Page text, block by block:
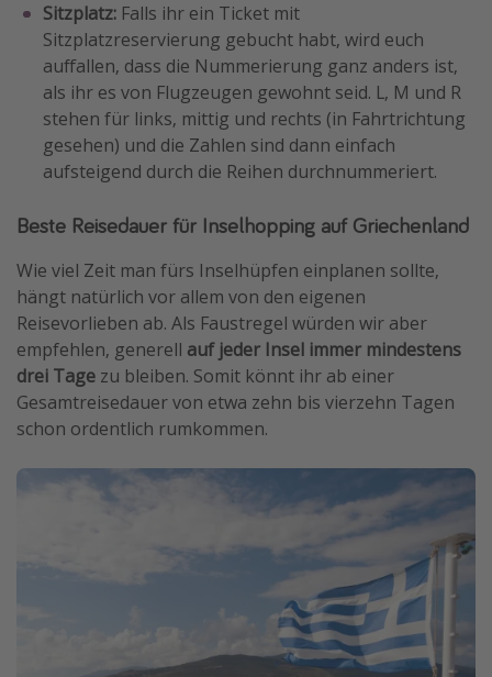
Sitzplatz: Falls ihr ein Ticket mit
Sitzplatzreservierung gebucht habt, wird euch
auffallen, dass die Nummerierung ganz anders ist,
als ihr es von Flugzeugen gewohnt seid. L, M und R
stehen für links, mittig und rechts (in Fahrtrichtung
gesehen) und die Zahlen sind dann einfach
aufsteigend durch die Reihen durchnummeriert.
Beste Reisedauer für Inselhopping auf Griechenland
Wie viel Zeit man fürs Inselhüpfen einplanen sollte,
hängt natürlich vor allem von den eigenen
Reisevorlieben ab. Als Faustregel würden wir aber
empfehlen, generell auf jeder Insel immer mindestens
drei Tage zu bleiben. Somit könnt ihr ab einer
Gesamtreisedauer von etwa zehn bis vierzehn Tagen
schon ordentlich rumkommen.